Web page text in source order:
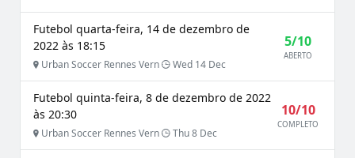
Futebol quarta-feira, 14 de dezembro de
2022 às 18:15
Urban Soccer Rennes Vern Wed 14 Dec
5/10
ABERTO
Futebol quinta-feira, 8 de dezembro de 2022
às 20:30
Urban Soccer Rennes Vern Thu 8 Dec
10/10
COMPLETO